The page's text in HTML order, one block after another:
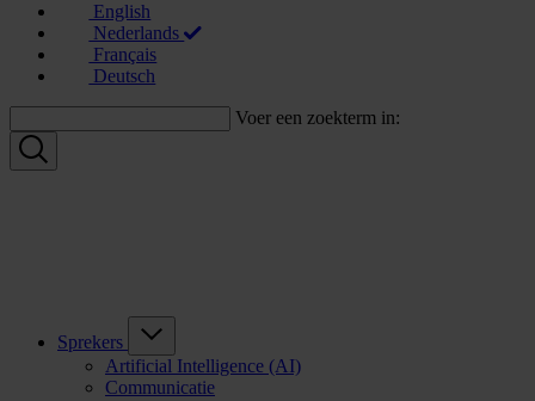
English
Nederlands
Français
Deutsch
Voer een zoekterm in:
Sprekers
Artificial Intelligence (AI)
Communicatie